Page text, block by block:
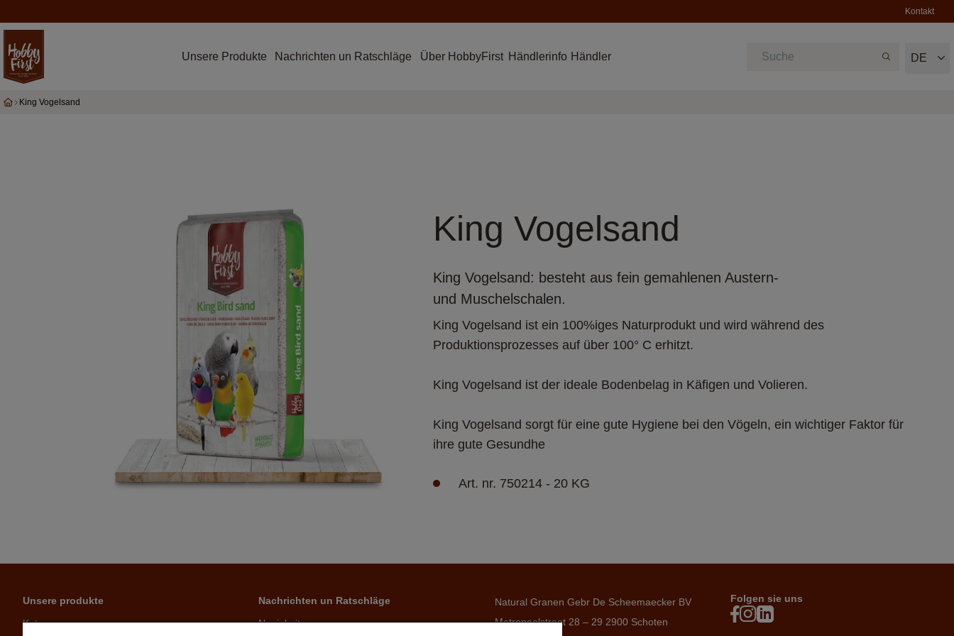
Kontakt
Unsere Produkte Nachrichten un Ratschläge Über HobbyFirst Händlerinfo Händler DE
King Vogelsand
King Vogelsand
King Vogelsand: besteht aus fein gemahlenen Austern-
und Muschelschalen.
King Vogelsand ist ein 100%iges Naturprodukt und wird während des
King Vogelsand sorgt für eine gute Hygiene bei den Vögeln, ein wichtiger Faktor für
ihre gute Gesundhe
Art. nr. 750214 - 20 KG
Unsere produkte
Katze
Nachrichten un Ratschläge
Neuigkeiten
Natural Granen Gebr De Scheemaecker BV
Metropoolstraat 28 – 29 2900 Schoten
Folgen sie uns